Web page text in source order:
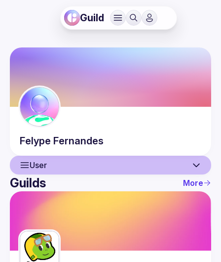
Guild
Felype Fernandes
User
User
Guilds
Guilds More